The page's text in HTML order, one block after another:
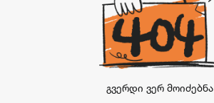
გვერდი ვერ მოიძებნა